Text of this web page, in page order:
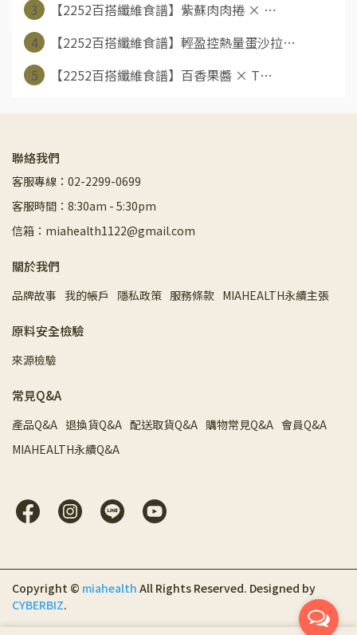
3
【2252百搭纖維食譜】紫蘇肉肉捲 × ⋯
4
【2252百搭纖維食譜】輕盈控熱量蛋沙拉⋯
5
【2252百搭纖維食譜】百香果醬 × T⋯
聯絡我們
客服專線：02-2299-0699
客服時間：8:30am - 5:30pm
信箱：miahealth1122@gmail.com
關於我們
品牌故事 我的帳戶 隱私政策 服務條款 MIAHEALTH永續主張
原料安全檢驗
來源檢驗
常見Q&A
產品Q&A 退換貨Q&A 配送取貨Q&A 購物常見Q&A 會員Q&A
MIAHEALTH永續Q&A
Copyright © miahealth All Rights Reserved. Designed by
CYBERBIZ.